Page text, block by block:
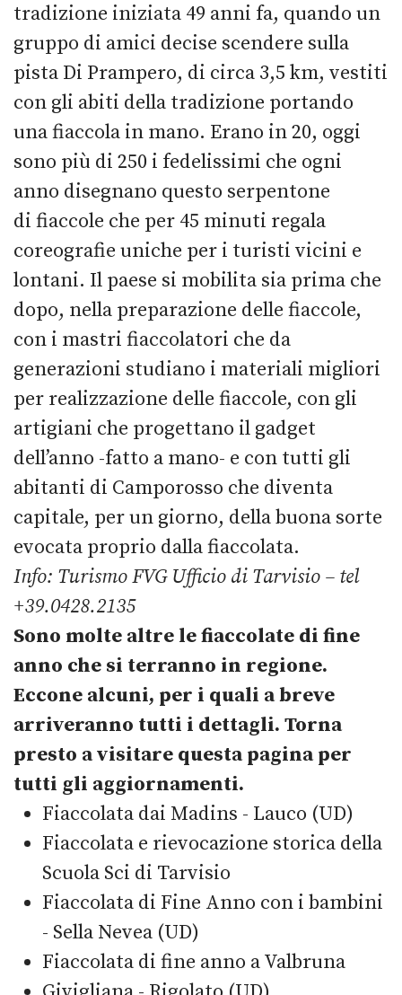
tradizione iniziata 49 anni fa, quando un
gruppo di amici decise scendere sulla
pista Di Prampero, di circa 3,5 km, vestiti
con gli abiti della tradizione portando
una fiaccola in mano. Erano in 20, oggi
sono più di 250 i fedelissimi che ogni
anno disegnano questo serpentone
di fiaccole che per 45 minuti regala
coreografie uniche per i turisti vicini e
lontani. Il paese si mobilita sia prima che
dopo, nella preparazione delle fiaccole,
con i mastri fiaccolatori che da
generazioni studiano i materiali migliori
per realizzazione delle fiaccole, con gli
artigiani che progettano il gadget
dell’anno -fatto a mano- e con tutti gli
abitanti di Camporosso che diventa
capitale, per un giorno, della buona sorte
evocata proprio dalla fiaccolata.
Info: Turismo FVG Ufficio di Tarvisio – tel
+39.0428.2135
Sono molte altre le fiaccolate di fine
anno che si terranno in regione.
Eccone alcuni, per i quali a breve
arriveranno tutti i dettagli. Torna
presto a visitare questa pagina per
tutti gli aggiornamenti.
Fiaccolata dai Madins - Lauco (UD)
Fiaccolata e rievocazione storica della
Scuola Sci di Tarvisio
Fiaccolata di Fine Anno con i bambini
- Sella Nevea (UD)
Fiaccolata di fine anno a Valbruna